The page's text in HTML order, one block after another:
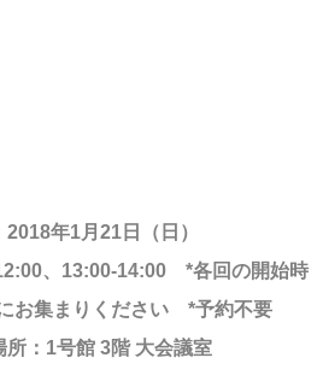
2018年1月21日（日）
、13:00-14:00 *各回の開始時
お集まりください *予約不要
所：1号館 3階 大会議室